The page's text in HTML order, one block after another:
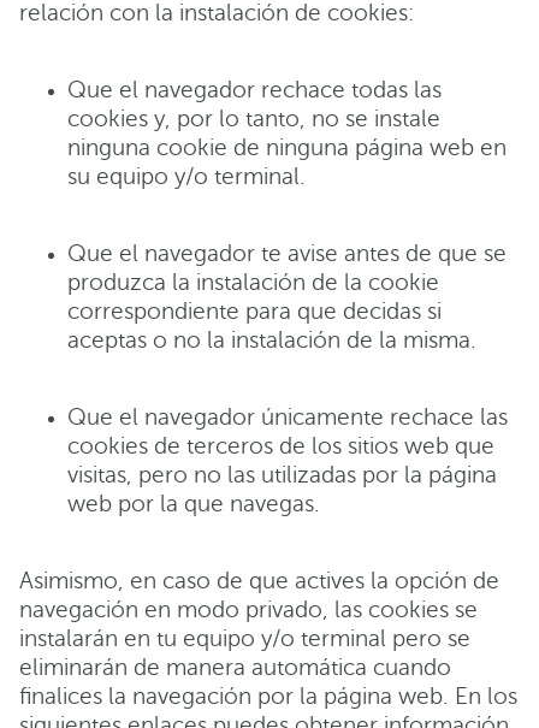
relación con la instalación de cookies:
Que el navegador rechace todas las
cookies y, por lo tanto, no se instale
ninguna cookie de ninguna página web en
su equipo y/o terminal.
Que el navegador te avise antes de que se
produzca la instalación de la cookie
correspondiente para que decidas si
aceptas o no la instalación de la misma.
Que el navegador únicamente rechace las
cookies de terceros de los sitios web que
visitas, pero no las utilizadas por la página
web por la que navegas.
Asimismo, en caso de que actives la opción de
navegación en modo privado, las cookies se
instalarán en tu equipo y/o terminal pero se
eliminarán de manera automática cuando
finalices la navegación por la página web. En los